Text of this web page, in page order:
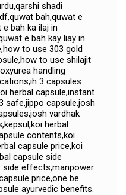
shadi
bah,quwat e
bah ka ilaj in
e bah kay liay in
to use 303 gold
to use shilajit
handling
3 capsules
herbal capsule,instant
safe,jippo capsule,josh
vardhak
herbal
contents,koi
capsule price,koi
capsule side
effects,manpower
price,one be
ayurvedic benefits.